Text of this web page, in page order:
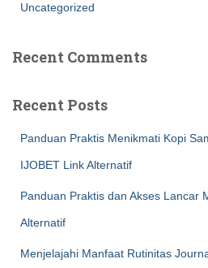
Uncategorized
Recent Comments
Recent Posts
Panduan Praktis Menikmati Kopi
IJOBET Link Alternatif
Panduan Praktis dan Akses Lancar
Alternatif
Menjelajahi Manfaat Rutinitas